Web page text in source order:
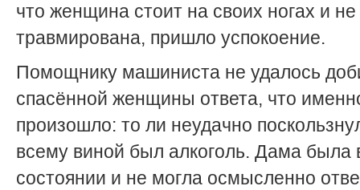
что женщина стоит на своих ногах и не
травмирована, пришло успокоение.
Помощнику машиниста не удалось
спасённой женщины ответа, что
произошло: то ли неудачно
всему виной был алкоголь. Дама была
состоянии и не могла осмысленно